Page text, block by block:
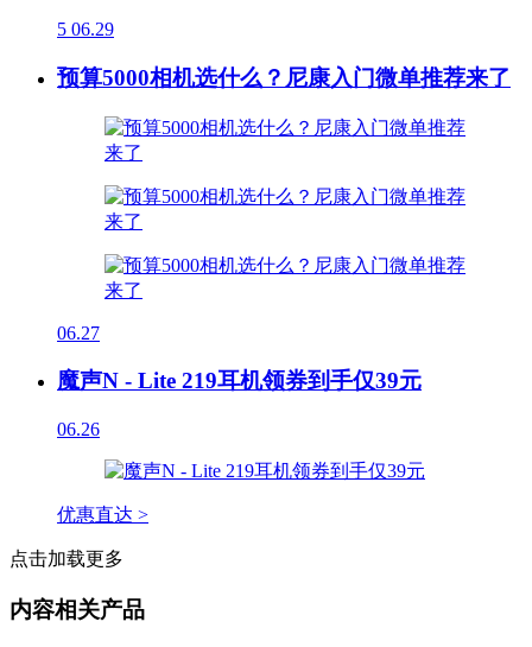
5 06.29
预算5000相机选什么？尼康入门微单推荐来了
06.27
魔声N - Lite 219耳机领券到手仅39元
06.26
优惠直达 >
点击加载更多
内容相关产品